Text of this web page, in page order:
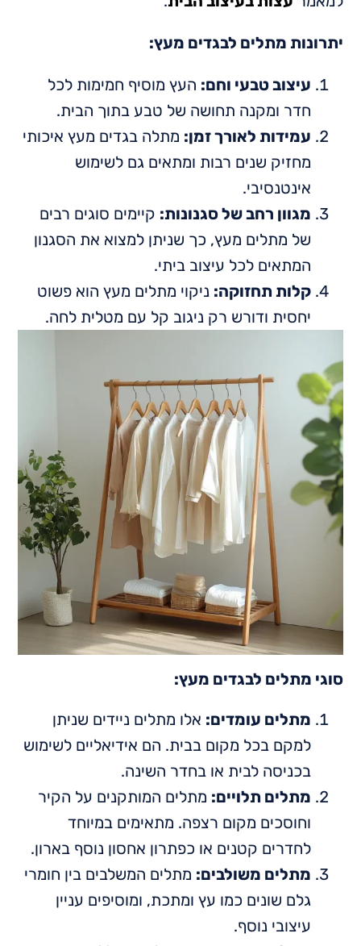
יתרונות מתלים לבגדים מעץ:
עיצוב טבעי וחם: העץ מוסיף חמימות לכל
חדר ומקנה תחושה של טבע בתוך הבית.
עמידות לאורך זמן: מתלה בגדים מעץ איכותי
מחזיק שנים רבות ומתאים גם לשימוש
אינטנסיבי.
מגוון רחב של סגנונות: קיימים סוגים רבים
של מתלים מעץ, כך שניתן למצוא את הסגנון
המתאים לכל עיצוב ביתי.
קלות תחזוקה: ניקוי מתלים מעץ הוא פשוט
יחסית ודורש רק ניגוב קל עם מטלית לחה.
סוגי מתלים לבגדים מעץ:
מתלים עומדים: אלו מתלים ניידים שניתן
למקם בכל מקום בבית. הם אידיאליים לשימוש
בכניסה לבית או בחדר השינה.
מתלים תלויים: מתלים המותקנים על הקיר
וחוסכים מקום רצפה. מתאימים במיוחד
לחדרים קטנים או כפתרון אחסון נוסף בארון.
מתלים משולבים: מתלים המשלבים בין חומרי
גלם שונים כמו עץ ומתכת, ומוסיפים עניין
עיצובי נוסף.